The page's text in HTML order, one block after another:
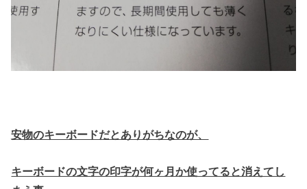
安物のキーボードだとありがちなのが、
キーボードの文字の印字が何ヶ月か使ってると消えてし